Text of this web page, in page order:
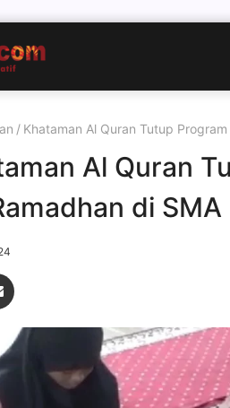
/ Khataman Al Quran Tutup
Al Quran
di